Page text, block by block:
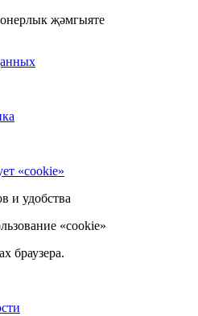
җәмгыяте
«cookie»
и удобства
«cookie»
браузера.